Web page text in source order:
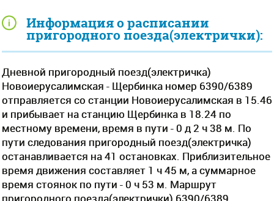
Информация о расписании
пригородного поезда(электрички):
Дневной пригородный поезд(электричка)
Новоиерусалимская - Щербинка номер 6390/6389
отправляется со станции Новоиерусалимская в 15.46
и прибывает на станцию Щербинка в 18.24 по
местному времени, время в пути - 0 д 2 ч 38 м. По
пути следования пригородный поезд(электричка)
останавливается на 41 остановках. Приблизительное
время движения составляет 1 ч 45 м, а суммарное
время стоянок по пути - 0 ч 53 м. Маршрут
пригородного поезда(электрички) 6390/6389